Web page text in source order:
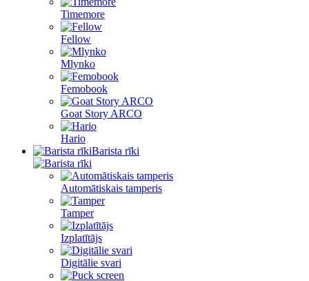
Timemore
Fellow
Mlynko
Femobook
Goat Story ARCO
Hario
Barista rīki
Automātiskais tamperis
Tamper
Izplatītājs
Digitālie svari